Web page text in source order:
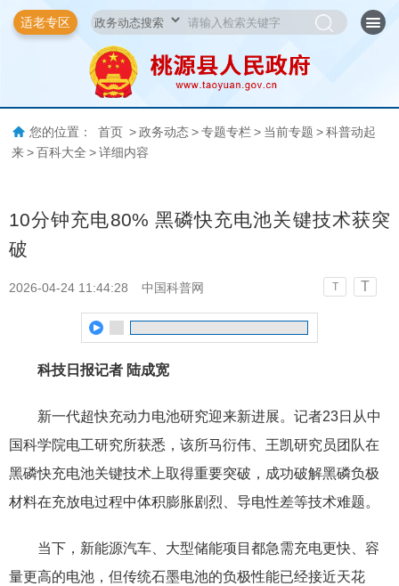
适老专区
您的位置： 首页 > 政务动态 > 专题专栏 > 当前专题 > 科普动起
来 > 百科大全 > 详细内容
10分钟充电80% 黑磷快充电池关键技术获突
破
2026-04-24 11:44:28 中国科普网 T T
科技日报记者 陆成宽
新一代超快充动力电池研究迎来新进展。记者23日从中
国科学院电工研究所获悉，该所马衍伟、王凯研究员团队在
黑磷快充电池关键技术上取得重要突破，成功破解黑磷负极
材料在充放电过程中体积膨胀剧烈、导电性差等技术难题。
当下，新能源汽车、大型储能项目都急需充电更快、容
量更高的电池，但传统石墨电池的负极性能已经接近天花